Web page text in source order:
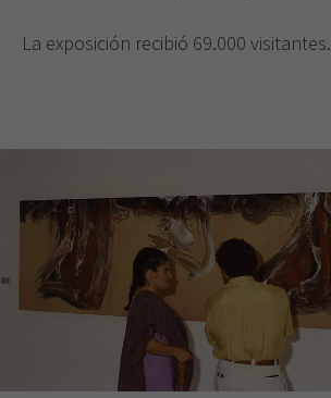
La exposición recibió 69.000 visitantes.